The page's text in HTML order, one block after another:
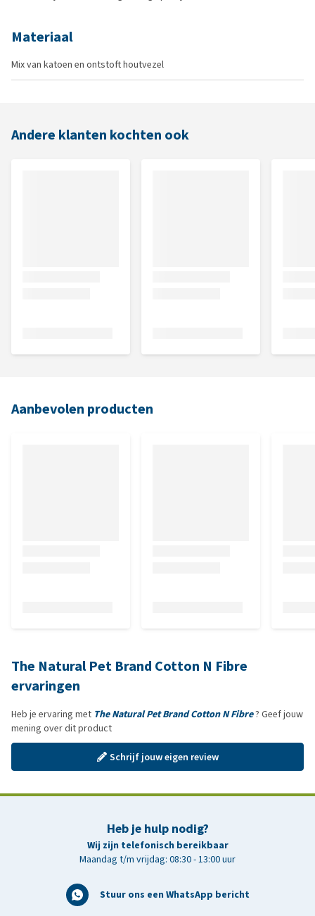
Materiaal
Mix van katoen en ontstoft houtvezel
Andere klanten kochten ook
Aanbevolen producten
The Natural Pet Brand Cotton N Fibre
ervaringen
Heb je ervaring met The Natural Pet Brand Cotton N Fibre? Geef jouw
mening over dit product
Schrijf jouw eigen review
Heb je hulp nodig?
Wij zijn telefonisch bereikbaar
Maandag t/m vrijdag: 08:30 - 13:00 uur
Stuur ons een WhatsApp bericht